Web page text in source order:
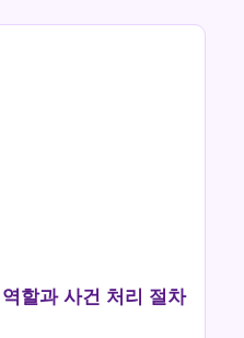
할과 사건 처리 절차